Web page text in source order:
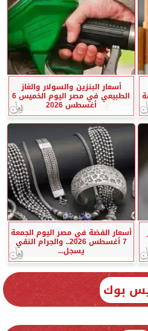
أسعار البنزين والسولار والغاز
الطبيعي في مصر اليوم الخميس 6
أغسطس 2026
أسعار الفضة في مصر اليوم الجمعة
7 أغسطس 2026.. والجرام النقي
يسجل...
بوك